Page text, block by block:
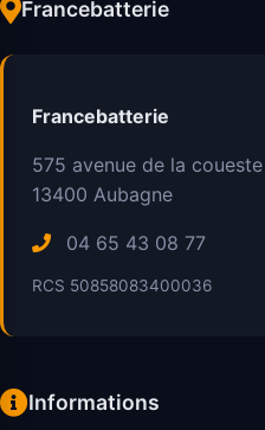
Francebatterie
Francebatterie
575 avenue de la coueste
13400 Aubagne
04 65 43 08 77
RCS 50858083400036
Informations